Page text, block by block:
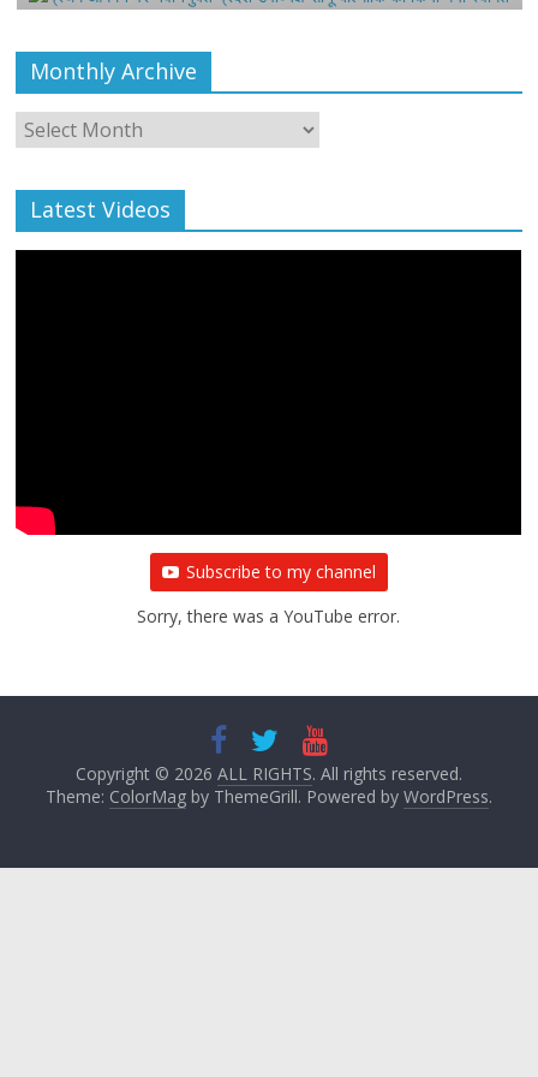
Monthly Archive
Monthly
Archive
Latest Videos
Subscribe to my channel
Sorry, there was a YouTube error.
Copyright © 2026 ALL RIGHTS. All rights reserved.
Theme: ColorMagby ThemeGrill. Powered by WordPress.